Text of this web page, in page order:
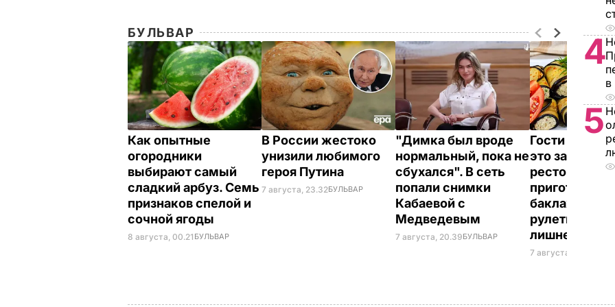
БУЛЬВАР
Как опытные
огородники
выбирают самый
сладкий арбуз. Семь
признаков спелой и
сочной ягоды
8 августа, 00.21 БУЛЬВАР
В России жестоко
унизили любимого
героя Путина
7 августа, 23.32БУЛЬВАР
"Димка был вроде
нормальный, пока не
сбухался". В сеть
попали снимки
Кабаевой с
Медведевым
7 августа, 20.39БУЛЬВАР
Гости
это закуска
ресторана.
рулетики без
лишнего
7 августа, 20.17
4
5